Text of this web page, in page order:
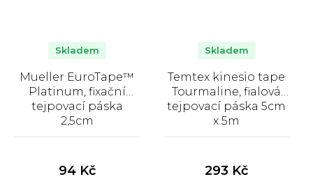
Mueller EuroTape™
Platinum, fixační
tejpovací páska
2,5cm
produktu
Skladem
94 Kč
Temtex kinesio tape
Tourmaline, fialová
tejpovací páska 5cm
x 5m
produktu
Skladem
293 Kč